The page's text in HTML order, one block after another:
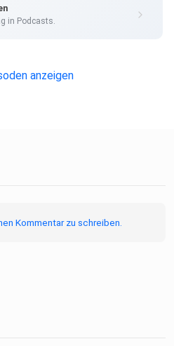
in Podcasts.
anzeigen
Kommentar zu schreiben.